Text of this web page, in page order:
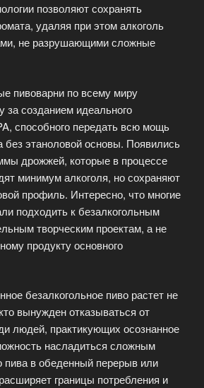
позволяют сохранять
удаляя при этом алкоголь
не разрушающими сложные
пивоварни по всему миру
за созданием идеального
способного передать всю мощь
без этаноловой основы. Появились
дрожжей, которые в процессе
минимум алкоголя, но сохраняют
профиль. Интересно, что многие
подходить к безалкогольным
творческим проектам, а не
продукту основного
безалкогольное пиво растет не
вынужден отказываться от
людей, практикующих осознанное
насладиться сложным
пива в обеденный перерыв или
границы потребления и